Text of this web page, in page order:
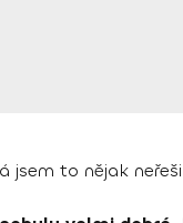
jsem to nějak